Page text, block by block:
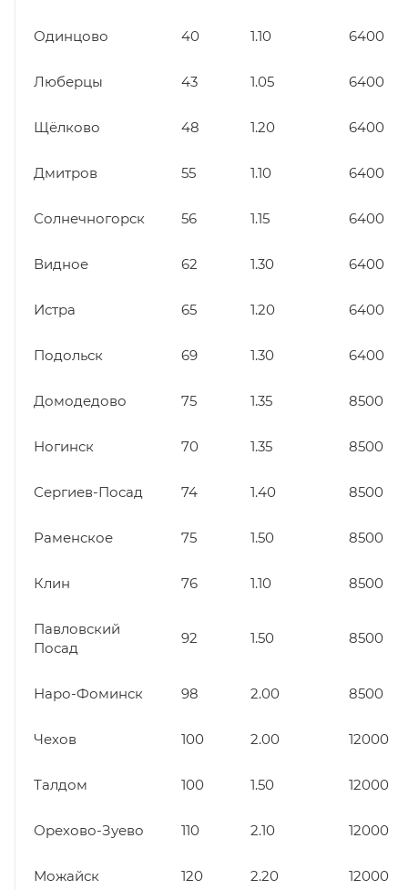
Одинцово 40 1.10 6400
Люберцы 43 1.05 6400
Щёлково 48 1.20 6400
Дмитров 55 1.10 6400
Солнечногорск 56 1.15 6400
Видное 62 1.30 6400
Истра 65 1.20 6400
Подольск 69 1.30 6400
Домодедово 75 1.35 8500
Ногинск 70 1.35 8500
Сергиев-Посад 74 1.40 8500
Раменское 75 1.50 8500
Клин 76 1.10 8500
Павловский
Посад
92 1.50 8500
Наро-Фоминск 98 2.00 8500
Чехов 100 2.00 12000
Талдом 100 1.50 12000
Орехово-Зуево 110 2.10 12000
Можайск 120 2.20 12000